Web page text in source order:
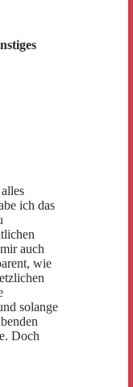
ich das
auch
wie
solange
Doch